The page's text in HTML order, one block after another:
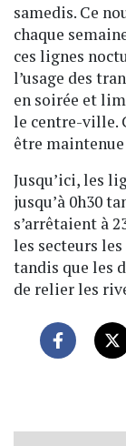
samedis. Ce
chaque
ces lignes
l’usage des
en soirée et
le centre-ville.
être maintenue
Jusqu’ici, les
jusqu’à 0h30
s’arrêtaient à
les secteurs
tandis que les
de relier les